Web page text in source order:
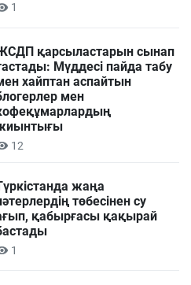
1
қарсыластарын сынап
Мүддесі пайда табу
хайптан аспайтын
мен
12
жаңа
төбесінен су
қабырғасы қақырай
1